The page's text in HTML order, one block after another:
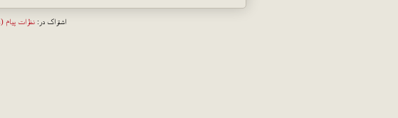
اشتراک در:نظرات پیام (Atom)